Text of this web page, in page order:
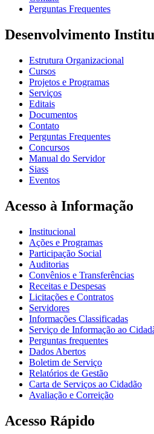
Perguntas Frequentes
Desenvolvimento
Estrutura Organizacional
Cursos
Projetos e Programas
Serviços
Editais
Documentos
Contato
Perguntas Frequentes
Concursos
Manual do Servidor
Siass
Eventos
Acesso à Informação
Institucional
Ações e Programas
Participação Social
Auditorias
Convênios e Transferências
Receitas e Despesas
Licitações e Contratos
Servidores
Informações Classificadas
Serviço de Informação ao
Perguntas frequentes
Dados Abertos
Boletim de Serviço
Relatórios de Gestão
Carta de Serviços ao Cidadão
Avaliação e Correição
Acesso Rápido